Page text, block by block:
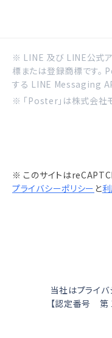
※ LINE 及び LINE公式
標または登録商標です
する LINE Messaging
※ 「Poster」は株式会社
※ このサイトは
プライバシーポリシー と
当社はプライバ
【認定番号 第